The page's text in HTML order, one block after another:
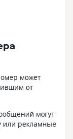
может
от
могут
или рекламные